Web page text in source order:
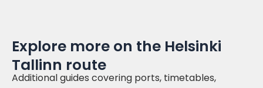
Explore more on the Helsinki
Tallinn route
Additional guides covering ports, timetables,